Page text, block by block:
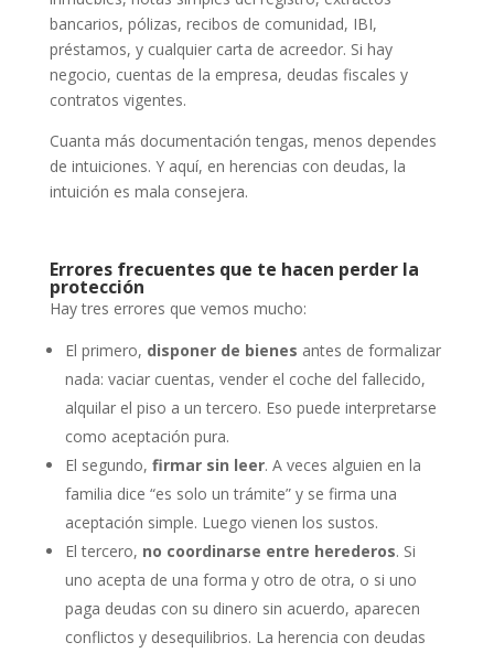
bancarios, pólizas, recibos de comunidad, IBI,
préstamos, y cualquier carta de acreedor. Si hay
negocio, cuentas de la empresa, deudas fiscales y
contratos vigentes.
Cuanta más documentación tengas, menos dependes
de intuiciones. Y aquí, en herencias con deudas, la
intuición es mala consejera.
Errores frecuentes que te hacen perder la
protección
Hay tres errores que vemos mucho:
El primero, disponer de bienes antes de formalizar
nada: vaciar cuentas, vender el coche del fallecido,
alquilar el piso a un tercero. Eso puede interpretarse
como aceptación pura.
El segundo, firmar sin leer. A veces alguien en la
familia dice “es solo un trámite” y se firma una
aceptación simple. Luego vienen los sustos.
El tercero, no coordinarse entre herederos. Si
uno acepta de una forma y otro de otra, o si uno
paga deudas con su dinero sin acuerdo, aparecen
conflictos y desequilibrios. La herencia con deudas